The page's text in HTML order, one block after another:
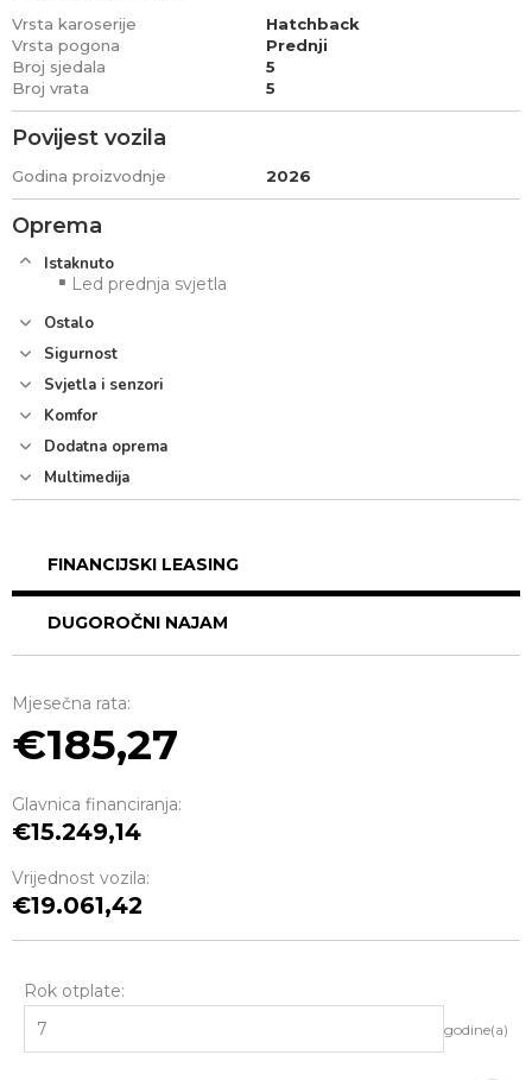
Vrsta karoserije
Hatchback
Vrsta pogona
Prednji
Broj sjedala
5
Broj vrata
5
Povijest vozila
Godina proizvodnje 2026
Oprema
Istaknuto
Led prednja svjetla
Ostalo
Sigurnost
Svjetla i senzori
Komfor
Dodatna oprema
Multimedija
FINANCIJSKI LEASING
DUGOROČNI NAJAM
Mjesečna rata:
185,27
Glavnica financiranja:
15.249,14
Vrijednost vozila:
19.061,42
Rok otplate:
godine(a)